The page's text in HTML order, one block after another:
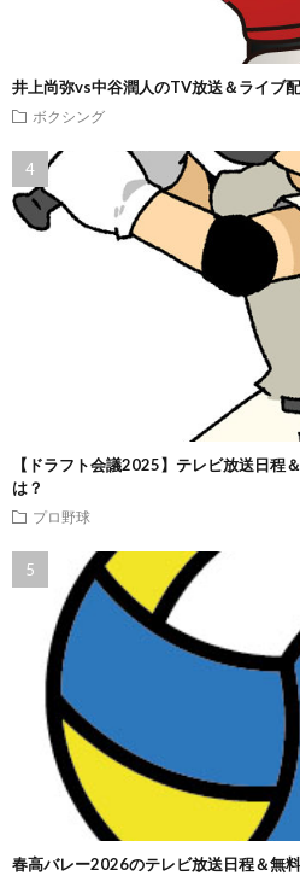
井上尚弥vs中谷潤人のTV放送＆ライブ
ボクシング
【ドラフト会議2025】テレビ放送日程
は？
プロ野球
春高バレー2026のテレビ放送日程＆無